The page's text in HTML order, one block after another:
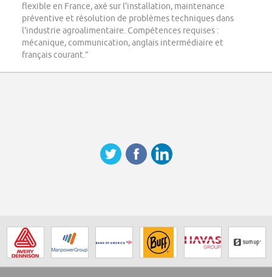
flexible en France, axé sur l'installation, maintenance
préventive et résolution de problèmes techniques dans
l'industrie agroalimentaire. Compétences requises :
mécanique, communication, anglais intermédiaire et
français courant.”